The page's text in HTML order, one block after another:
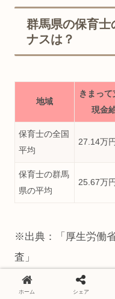
群馬県の保育士
ナスは？
地域
きまって
現金
保育士の全国
平均
27.14万円
保育士の群馬
県の平均
25.67万円
※出典：「厚生労働
査」
https://
ホーム シェア